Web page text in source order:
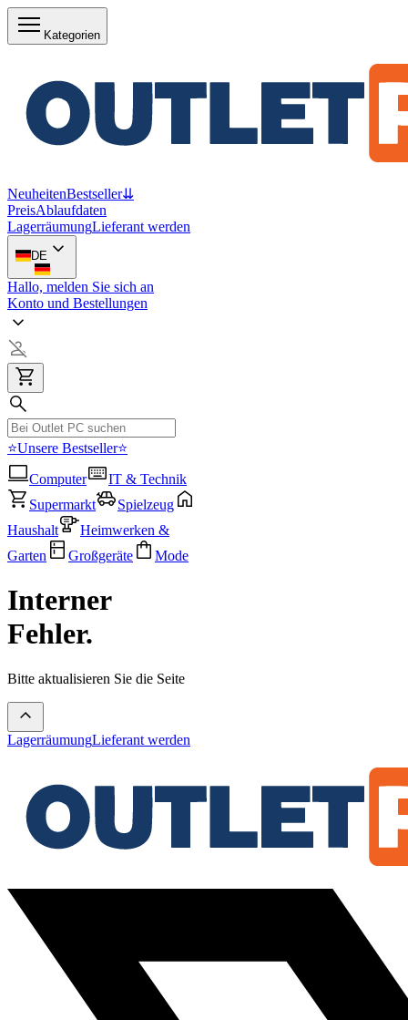
Kategorien
NeuheitenBestseller⇊
PreisAblaufdaten
LagerräumungLieferant werden
DE
Hallo, melden Sie sich an
Konto und Bestellungen
⭐Unsere Bestseller⭐
Computer
IT & Technik
Supermarkt
Spielzeug
Haushalt
Heimwerken &
Garten
Großgeräte Mode
Interner
Fehler.
Bitte aktualisieren Sie die Seite
LagerräumungLieferant werden